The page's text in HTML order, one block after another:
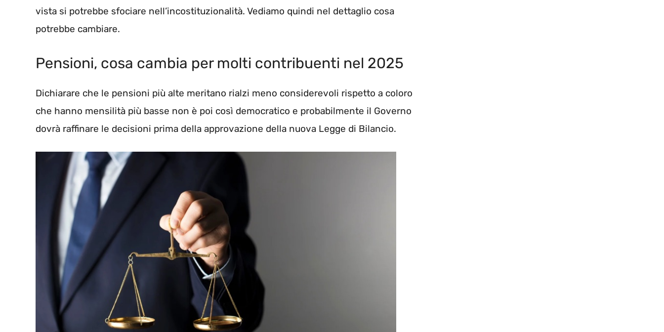
vista si potrebbe sfociare nell’incostituzionalità. Vediamo quindi nel dettaglio cosa
potrebbe cambiare.
Pensioni, cosa cambia per molti contribuenti nel 2025
Dichiarare che le pensioni più alte meritano rialzi meno considerevoli rispetto a coloro
che hanno mensilità più basse non è poi così democratico e probabilmente il Governo
dovrà raffinare le decisioni prima della approvazione della nuova Legge di Bilancio.